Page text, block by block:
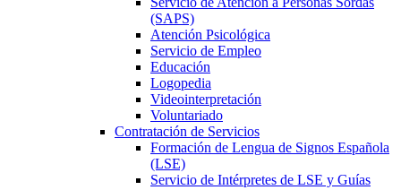
(SAPS)
Atención Psicológica
Servicio de Empleo
Educación
Logopedia
Videointerpretación
Voluntariado
Contratación de Servicios
Formación de Lengua de Signos Española
(LSE)
Servicio de Intérpretes de LSE y Guías